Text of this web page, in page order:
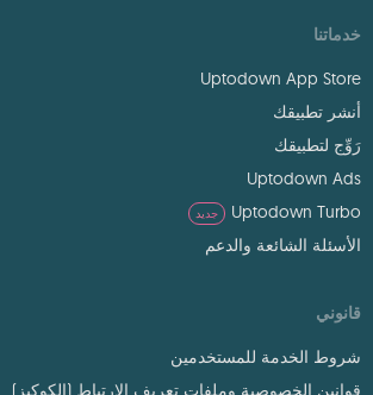
خدماتنا
Uptodown App Store
أنشر تطبيقك
رَوِّج لتطبيقك
Uptodown Ads
Uptodown Turbo
جديد
الأسئلة الشائعة والدعم
قانوني
شروط الخدمة للمستخدمين
قوانين الخصوصية وملفات تعريف الارتباط (الكوكيز)